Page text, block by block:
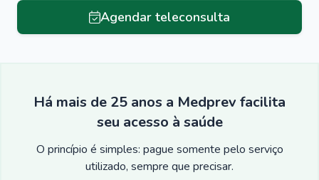
Agendar teleconsulta
Há mais de 25 anos a Medprev facilita
seu acesso à saúde
O princípio é simples: pague somente pelo serviço
utilizado, sempre que precisar.